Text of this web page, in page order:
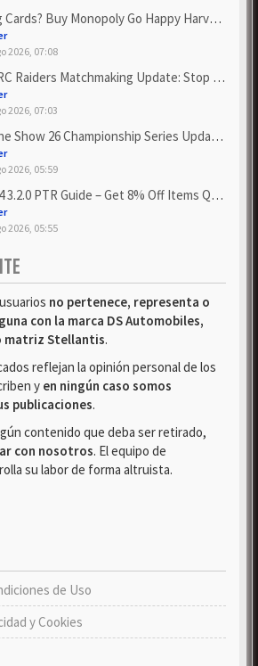
Buy Monopoly Go Happy Harvest with Looney Tun...
2026, 07:08
Matchmaking Update: Stop Failed - Grab Bluep...
2026, 07:03
26 Championship Series Update! Get Cheap & ...
2026, 05:59
PTR Guide – Get 8% Off Items Quickly to Test ...
2026, 05:55
no pertenece, representa o
con la marca DS Automobiles,
matriz Stellantis.
reflejan la opinión personal de los
y en ningún caso somos
publicaciones.
contenido que deba ser retirado,
con nosotros. El equipo de
su labor de forma altruista.
de Uso
y Cookies